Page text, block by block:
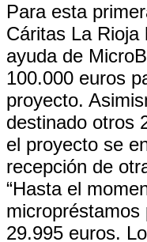
Para esta
Cáritas La Rioja
ayuda de
100.000 euros
proyecto.
destinado otros
el proyecto se
recepción de
“Hasta el
29.995 euros.